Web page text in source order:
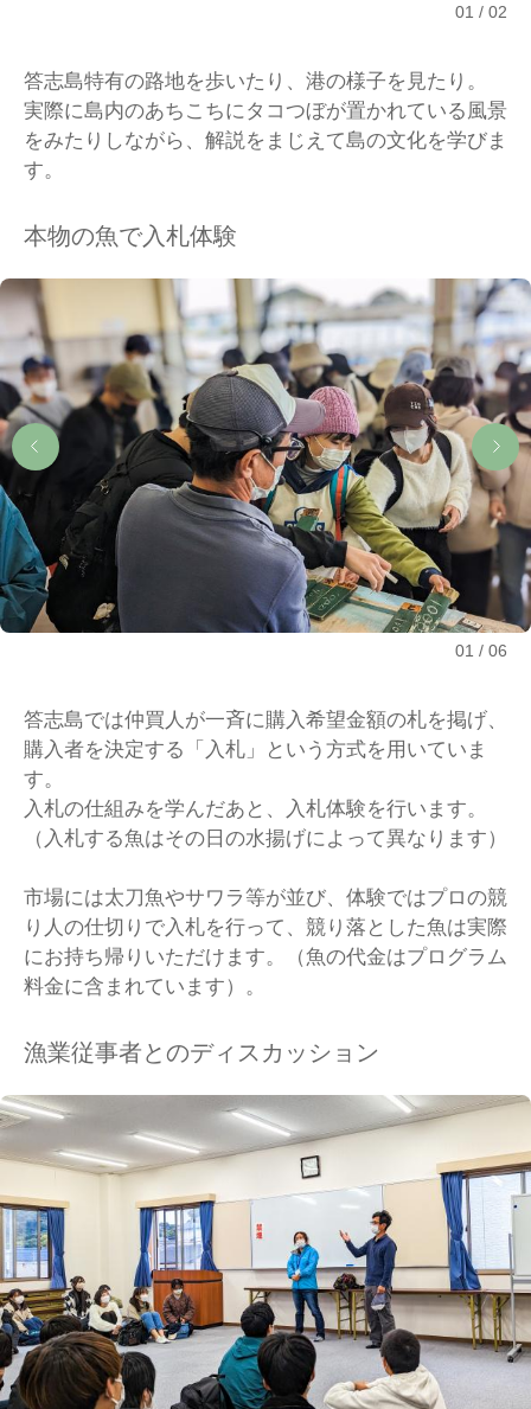
01 02
答志島特有の路地を歩いたり、港の様子を見たり。
実際に島内のあちこちにタコつぼが置かれている風景
をみたりしながら、解説をまじえて島の文化を学びま
す。
本物の魚で入札体験
01 06
答志島では仲買人が一斉に購入希望金額の札を掲げ、
購入者を決定する「入札」という方式を用いていま
す。
入札の仕組みを学んだあと、入札体験を行います。
（入札する魚はその日の水揚げによって異なります）
市場には太刀魚やサワラ等が並び、体験ではプロの競
り人の仕切りで入札を行って、競り落とした魚は実際
にお持ち帰りいただけます。（魚の代金はプログラム
料金に含まれています）。
漁業従事者とのディスカッション